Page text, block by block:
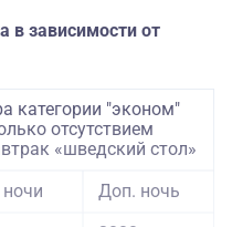
в зависимости от
категории "эконом"
отсутствием
«шведский стол»
Доп. ночь